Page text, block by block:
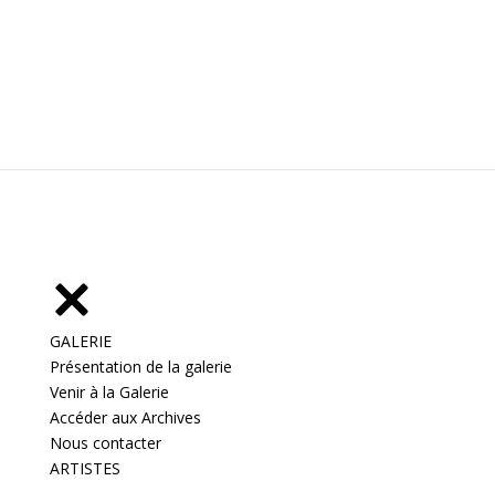
GALERIE
Présentation de la galerie
Venir à la Galerie
Accéder aux Archives
Nous contacter
ARTISTES